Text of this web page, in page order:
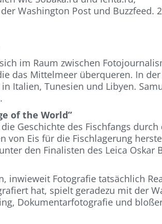
Washington Post und Buzzfeed.
im Raum zwischen
das Mittelmeer überqueren. In
Italien, Tunesien und Libyen.
of the World”
Geschichte des Fischfangs
von Eis für die Fischlagerung
den Finalisten des Leica Oskar
Fotografie tatsächlich
hat, spielt geradezu mit der
Dokumentarfotografie und